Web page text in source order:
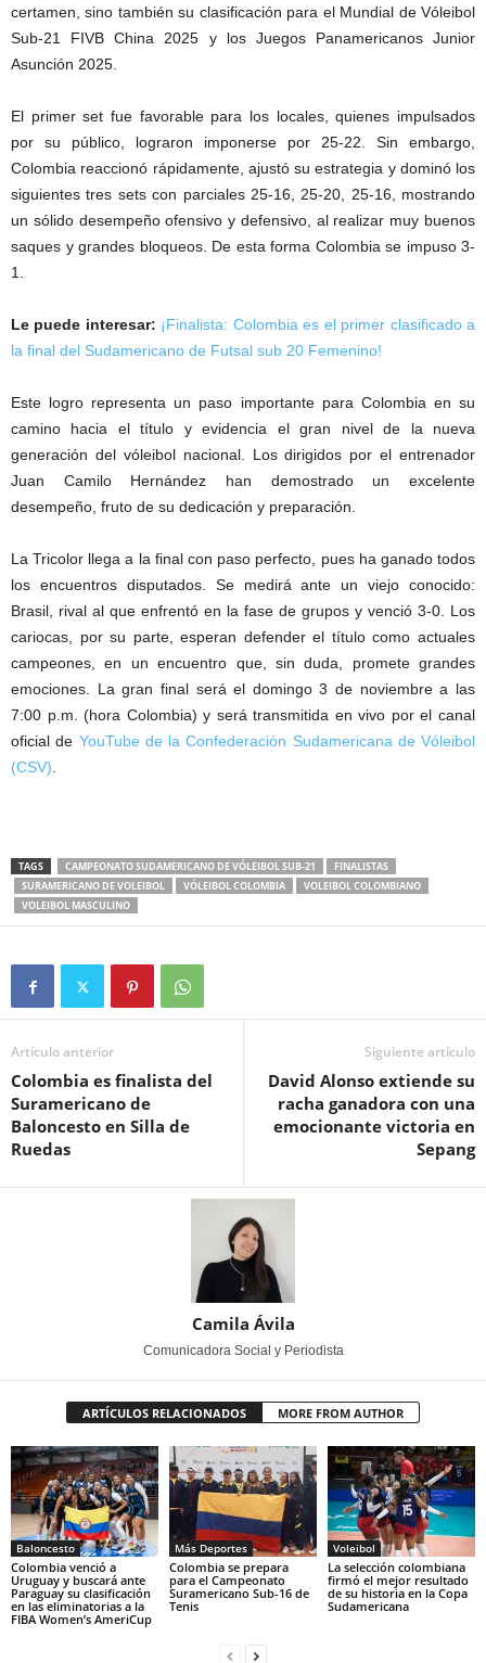
certamen, sino también su clasificación para el Mundial de Vóleibol
Sub-21 FIVB China 2025 y los Juegos Panamericanos Junior
Asunción 2025.
El primer set fue favorable para los locales, quienes impulsados
por su público, lograron imponerse por 25-22. Sin embargo,
Colombia reaccionó rápidamente, ajustó su estrategia y dominó los
siguientes tres sets con parciales 25-16, 25-20, 25-16, mostrando
un sólido desempeño ofensivo y defensivo, al realizar muy buenos
saques y grandes bloqueos. De esta forma Colombia se impuso 3-
1.
Le puede interesar: ¡Finalista: Colombia es el primer clasificado a
la final del Sudamericano de Futsal sub 20 Femenino!
Este logro representa un paso importante para Colombia en su
camino hacia el título y evidencia el gran nivel de la nueva
generación del vóleibol nacional. Los dirigidos por el entrenador
Juan Camilo Hernández han demostrado un excelente
desempeño, fruto de su dedicación y preparación.
La Tricolor llega a la final con paso perfecto, pues ha ganado todos
los encuentros disputados. Se medirá ante un viejo conocido:
Brasil, rival al que enfrentó en la fase de grupos y venció 3-0. Los
cariocas, por su parte, esperan defender el título como actuales
campeones, en un encuentro que, sin duda, promete grandes
emociones. La gran final será el domingo 3 de noviembre a las
7:00 p.m. (hora Colombia) y será transmitida en vivo por el canal
oficial de YouTube de la Confederación Sudamericana de Vóleibol
(CSV).
TAGS CAMPEONATO SUDAMERICANO DE VÓLEIBOL SUB-21
FINALISTAS
SURAMERICANO DE VOLEIBOL
VÓLEIBOL COLOMBIA
VOLEIBOL COLOMBIANO
VOLEIBOL MASCULINO
Artículo anterior
Colombia es finalista del
Suramericano de
Baloncesto en Silla de
Ruedas
Siguiente artículo
David Alonso extiende su
racha ganadora con una
emocionante victoria en
Sepang
Camila Ávila
Comunicadora Social y Periodista
ARTÍCULOS RELACIONADOS MORE FROM AUTHOR
Baloncesto
Colombia venció a
Uruguay y buscará ante
Paraguay su clasificación
en las eliminatorias a la
FIBA Women’s AmeriCup
Más Deportes
Colombia se prepara
para el Campeonato
Suramericano Sub-16 de
Tenis
Voleibol
La selección colombiana
firmó el mejor resultado
de su historia en la Copa
Sudamericana